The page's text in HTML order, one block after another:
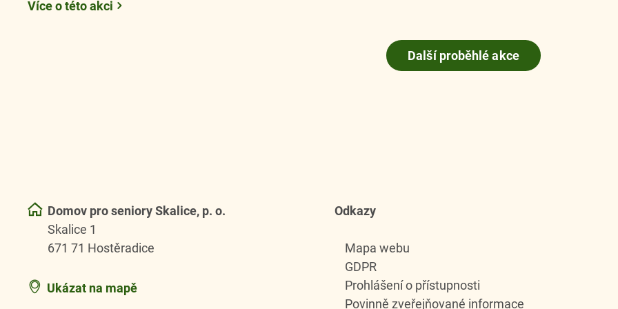
Více o této akci
Další proběhlé akce
Domov pro seniory Skalice, p. o.
Skalice 1
671 71 Hostěradice
Ukázat na mapě
Odkazy
Mapa webu
GDPR
Prohlášení o přístupnosti
Povinně zveřejňované informace